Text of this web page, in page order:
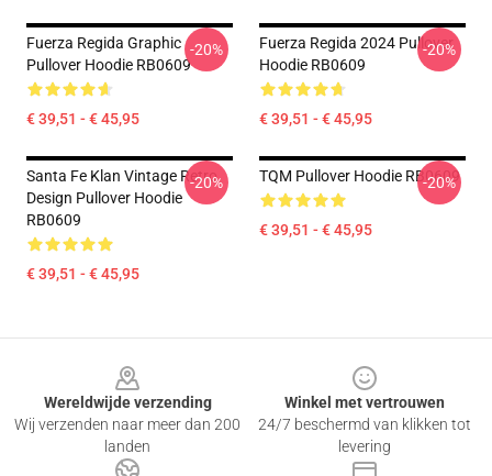
Fuerza Regida Graphic
Pullover Hoodie RB0609
€ 39,51 - € 45,95
-20%
Fuerza Regida 2024 Pullover
Hoodie RB0609
€ 39,51 - € 45,95
-20%
Santa Fe Klan Vintage Retro
Design Pullover Hoodie
RB0609
€ 39,51 - € 45,95
-20% TQM Pullover Hoodie RB0609
€ 39,51 - € 45,95
-20%
Wereldwijde verzending
Wij verzenden naar meer dan 200
landen
Winkel met vertrouwen
24/7 beschermd van klikken tot
levering